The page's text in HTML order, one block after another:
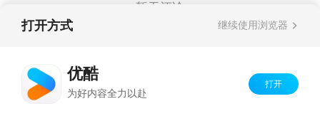
暂无评论
打开方式 继续使用浏览器
优酷
为好内容全力以赴
打开